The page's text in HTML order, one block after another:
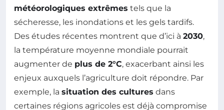
météorologiques extrêmes tels que la
sécheresse, les inondations et les gels tardifs.
Des études récentes montrent que d’ici à 2030,
la température moyenne mondiale pourrait
augmenter de plus de 2°C, exacerbant ainsi les
enjeux auxquels l’agriculture doit répondre. Par
exemple, la situation des cultures dans
certaines régions agricoles est déjà compromise